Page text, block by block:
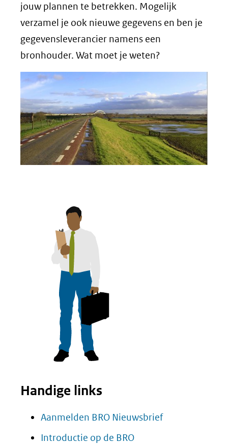
jouw plannen te betrekken. Mogelijk
verzamel je ook nieuwe gegevens en ben je
gegevensleverancier namens een
bronhouder. Wat moet je weten?
Handige links
Aanmelden BRO Nieuwsbrief
Introductie op de BRO